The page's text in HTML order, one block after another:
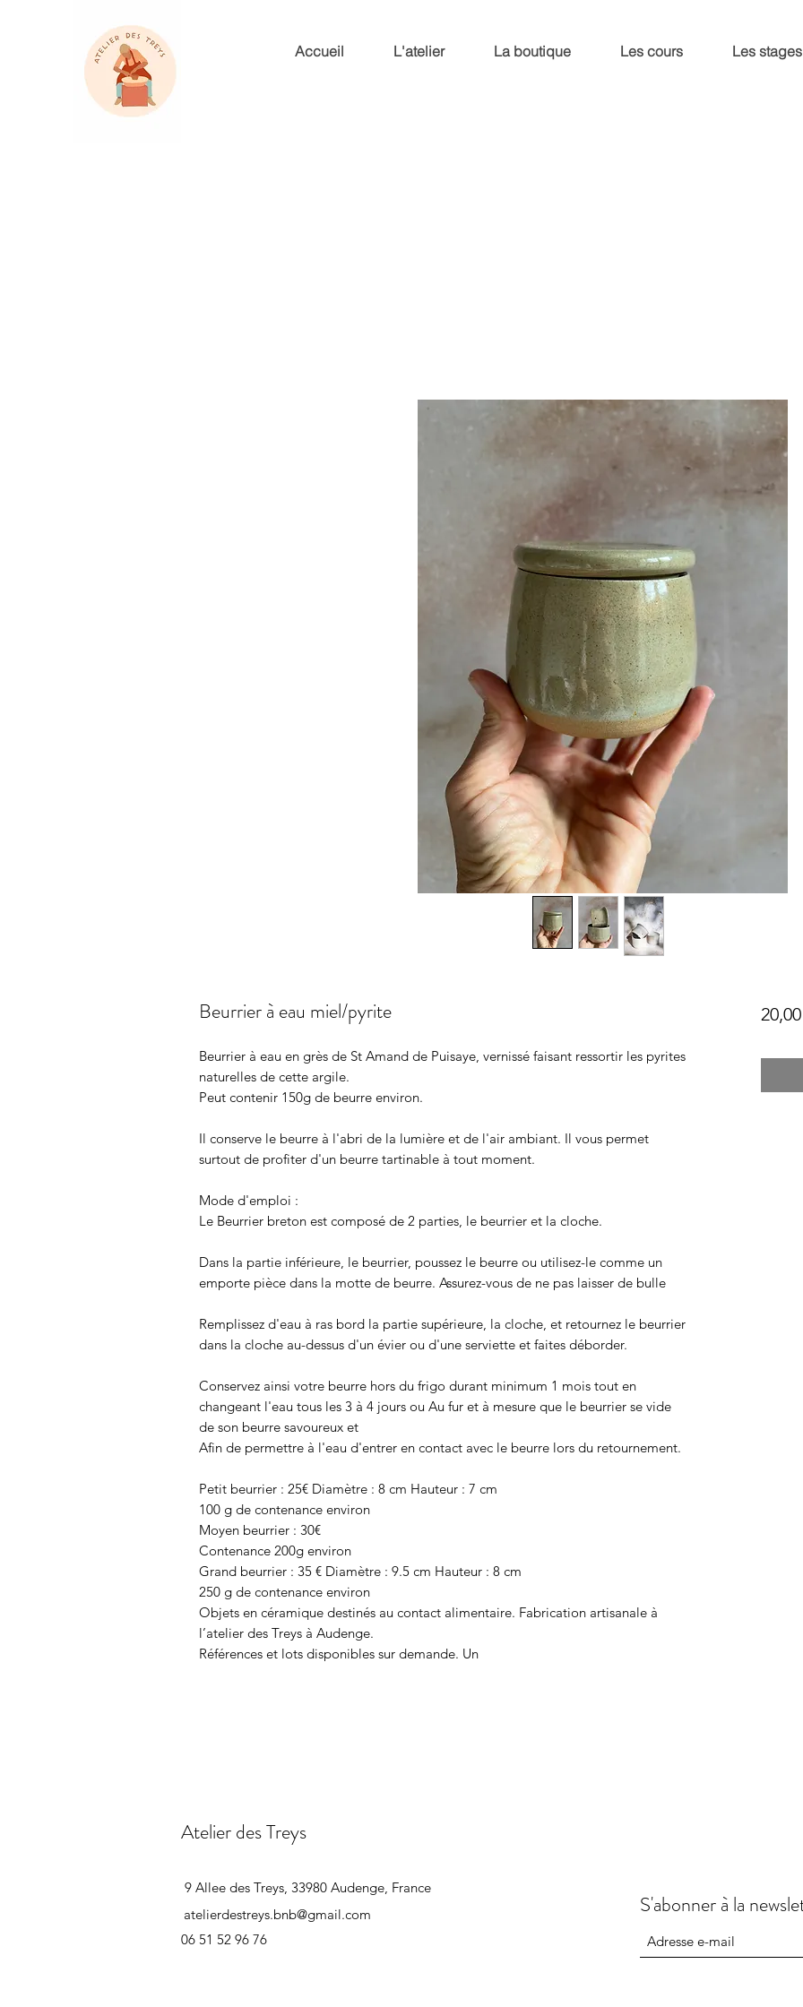
Accueil L'atelier La boutique Les cours Les stages
Beurrier à eau miel/pyrite
Beurrier à eau en grès de St Amand de Puisaye, vernissé faisant ressortir les pyrites
naturelles de cette argile.
Peut contenir 150g de beurre environ.
Il conserve le beurre à l'abri de la lumière et de l'air ambiant. Il vous permet
surtout de profiter d'un beurre tartinable à tout moment.
Mode d'emploi :
Le Beurrier breton est composé de 2 parties, le beurrier et la cloche.
Dans la partie inférieure, le beurrier, poussez le beurre ou utilisez-le comme un
emporte pièce dans la motte de beurre. Assurez-vous de ne pas laisser de bulle
Remplissez d'eau à ras bord la partie supérieure, la cloche, et retournez le beurrier
dans la cloche au-dessus d'un évier ou d'une serviette et faites déborder.
Conservez ainsi votre beurre hors du frigo durant minimum 1 mois tout en
changeant l'eau tous les 3 à 4 jours ou Au fur et à mesure que le beurrier se vide
de son beurre savoureux et
Afin de permettre à l'eau d'entrer en contact avec le beurre lors du retournement.
Petit beurrier : 25€ Diamètre : 8 cm Hauteur : 7 cm
100 g de contenance environ
Moyen beurrier : 30€
Contenance 200g environ
Grand beurrier : 35 € Diamètre : 9.5 cm Hauteur : 8 cm
250 g de contenance environ
Objets en céramique destinés au contact alimentaire. Fabrication artisanale à
l’atelier des Treys à Audenge.
Références et lots disponibles sur demande. Un
Atelier des Treys
9 Allee des Treys, 33980 Audenge, France
06 51 52 96 76
atelierdestreys.bnb@gmail.com S'abonner à la